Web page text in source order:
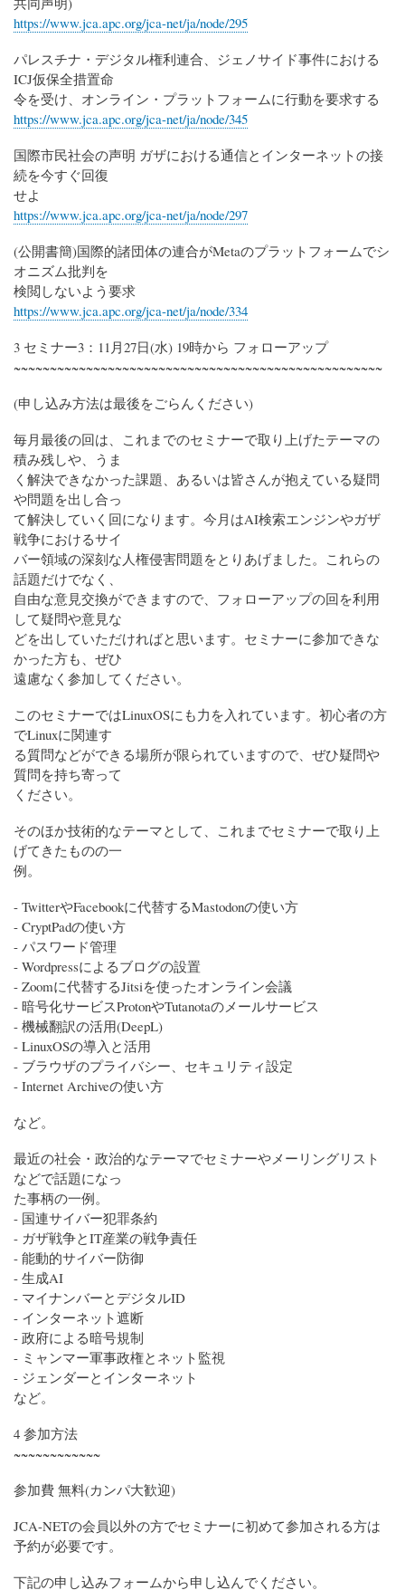
https://www.jca.apc.org/jca-net/ja/node/295
パレスチナ・デジタル権利連合、ジェノサイド事件における
ICJ仮保全措置命
令を受け、オンライン・プラットフォームに行動を要求する
https://www.jca.apc.org/jca-net/ja/node/345
国際市民社会の声明 ガザにおける通信とインターネットの接
続を今すぐ回復
せよ
https://www.jca.apc.org/jca-net/ja/node/297
(公開書簡)国際的諸団体の連合がMetaのプラットフォームでシ
オニズム批判を
検閲しないよう要求
https://www.jca.apc.org/jca-net/ja/node/334
3 セミナー3：11月27日(水) 19時から フォローアップ
~~~~~~~~~~~~~~~~~~~~~~~~~~~~~~~~~~~~~~~~~~~~~~~~~~~
(申し込み方法は最後をごらんください)
毎月最後の回は、これまでのセミナーで取り上げたテーマの
積み残しや、うま
く解決できなかった課題、あるいは皆さんが抱えている疑問
や問題を出し合っ
て解決していく回になります。今月はAI検索エンジンやガザ
戦争におけるサイ
バー領域の深刻な人権侵害問題をとりあげました。これらの
話題だけでなく、
自由な意見交換ができますので、フォローアップの回を利用
して疑問や意見な
どを出していただければと思います。セミナーに参加できな
かった方も、ぜひ
遠慮なく参加してください。
このセミナーではLinuxOSにも力を入れています。初心者の方
でLinuxに関連す
る質問などができる場所が限られていますので、ぜひ疑問や
質問を持ち寄って
ください。
そのほか技術的なテーマとして、これまでセミナーで取り上
げてきたものの一
例。
- TwitterやFacebookに代替するMastodonの使い方
- CryptPadの使い方
- パスワード管理
- Wordpressによるブログの設置
- Zoomに代替するJitsiを使ったオンライン会議
- 暗号化サービスProtonやTutanotaのメールサービス
- 機械翻訳の活用(DeepL)
- LinuxOSの導入と活用
- ブラウザのプライバシー、セキュリティ設定
- Internet Archiveの使い方
など。
最近の社会・政治的なテーマでセミナーやメーリングリスト
などで話題になっ
た事柄の一例。
- 国連サイバー犯罪条約
- ガザ戦争とIT産業の戦争責任
- 能動的サイバー防御
- 生成AI
- マイナンバーとデジタルID
- インターネット遮断
- 政府による暗号規制
- ミャンマー軍事政権とネット監視
- ジェンダーとインターネット
など。
4 参加方法
~~~~~~~~~~~~
参加費 無料(カンパ大歓迎)
JCA-NETの会員以外の方でセミナーに初めて参加される方は
予約が必要です。
下記の申し込みフォームから申し込んでください。